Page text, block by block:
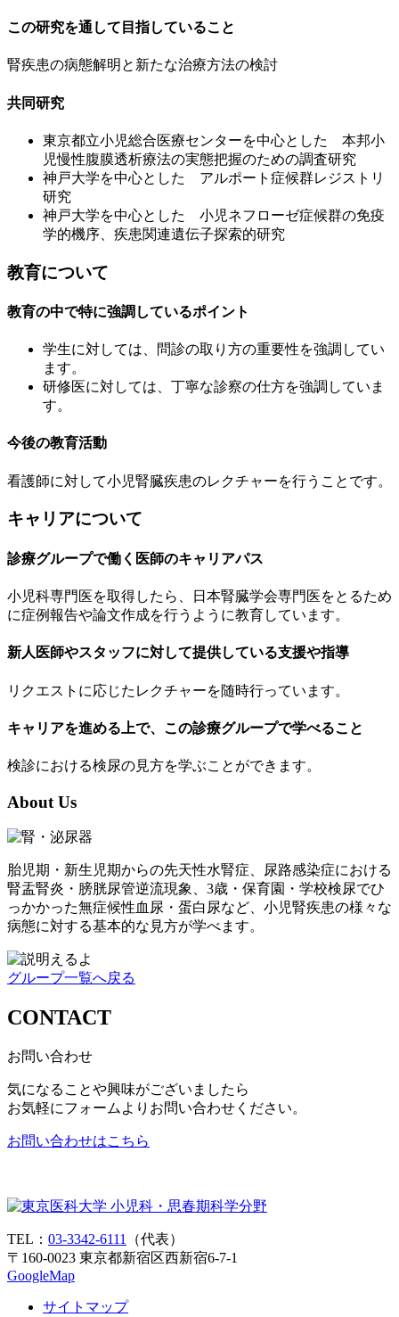
この研究を通して目指していること
腎疾患の病態解明と新たな治療方法の検討
共同研究
東京都立小児総合医療センターを中心とした 本邦小
児慢性腹膜透析療法の実態把握のための調査研究
神戸大学を中心とした アルポート症候群レジストリ
研究
神戸大学を中心とした 小児ネフローゼ症候群の免疫
学的機序、疾患関連遺伝子探索的研究
教育について
教育の中で特に強調しているポイント
学生に対しては、問診の取り方の重要性を強調してい
ます。
研修医に対しては、丁寧な診察の仕方を強調していま
す。
今後の教育活動
看護師に対して小児腎臓疾患のレクチャーを行うことです。
キャリアについて
診療グループで働く医師のキャリアパス
小児科専門医を取得したら、日本腎臓学会専門医をとるため
に症例報告や論文作成を行うように教育しています。
新人医師やスタッフに対して提供している支援や指導
リクエストに応じたレクチャーを随時行っています。
キャリアを進める上で、この診療グループで学べること
検診における検尿の見方を学ぶことができます。
About Us
胎児期・新生児期からの先天性水腎症、尿路感染症における
腎盂腎炎・膀胱尿管逆流現象、3歳・保育園・学校検尿でひ
っかかった無症候性血尿・蛋白尿など、小児腎疾患の様々な
病態に対する基本的な見方が学べます。
グループ一覧へ戻る
CONTACT
お問い合わせ
気になることや興味がございましたら
お気軽にフォームよりお問い合わせください。
お問い合わせはこちら
TEL： 03-3342-6111
（代表）
〒160-0023 東京都新宿区西新宿6-7-1
GoogleMap
サイトマップ